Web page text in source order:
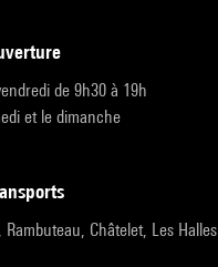
de 9h30 à 19h
et le dimanche
Rambuteau, Châtelet, Les Halles